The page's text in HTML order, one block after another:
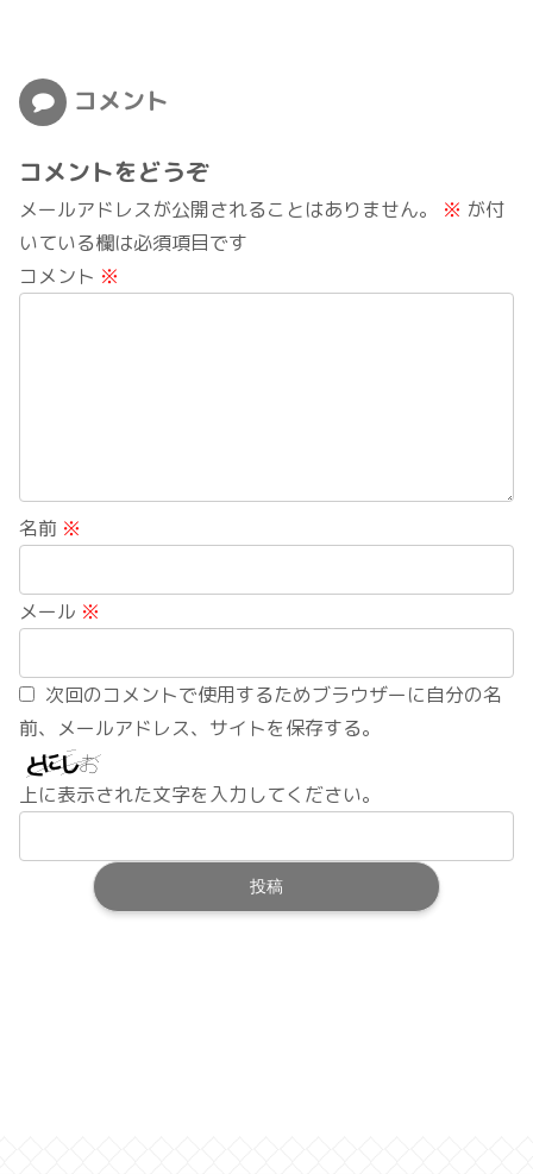
コメント
コメントをどうぞ
メールアドレスが公開されることはありません。 ※ が付
いている欄は必須項目です
コメント ※
名前 ※
メール ※
次回のコメントで使用するためブラウザーに自分の名
前、メールアドレス、サイトを保存する。
上に表示された文字を入力してください。